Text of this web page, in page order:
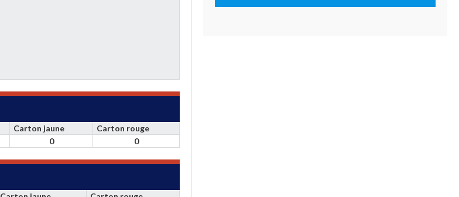
Carton jaune
Carton rouge
0 0